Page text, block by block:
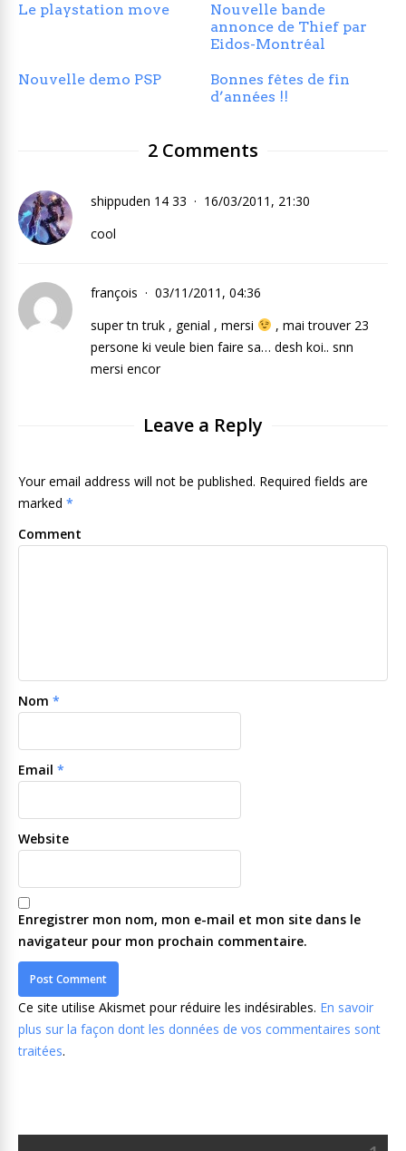
Le playstation move
Nouvelle bande
annonce de Thief par
Eidos-Montréal
Nouvelle demo PSP
Bonnes fêtes de fin
d’années !!
2 Comments
shippuden 14 33
16/03/2011, 21:30
cool
françois
03/11/2011, 04:36
super tn truk , genial , mersi
, mai trouver 23
persone ki veule bien faire sa… desh koi.. snn
mersi encor
Leave a Reply
Your email address will not be published. Required fields are
marked *
Comment
Nom *
Email *
Website
Enregistrer mon nom, mon e-mail et mon site dans le
navigateur pour mon prochain commentaire.
Ce site utilise Akismet pour réduire les indésirables. En savoir
plus sur la façon dont les données de vos commentaires sont
traitées.